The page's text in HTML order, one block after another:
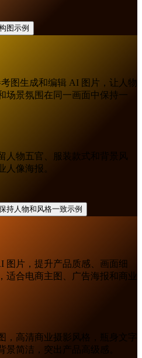
考图生成和编辑 AI 图片，让人物
场景氛围在同一画面中保持一
人物五官、服装款式和背景风
人像海报。
图片，提升产品质感、画面细
适合电商主图、广告海报和商业
，高清商业摄影风格，瓶身文字
简洁，突出产品高级感。